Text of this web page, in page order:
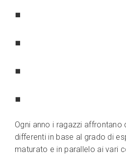
Ogni anno i ragazzi affrontano
differenti in base al grado di
maturato e in parallelo ai vari